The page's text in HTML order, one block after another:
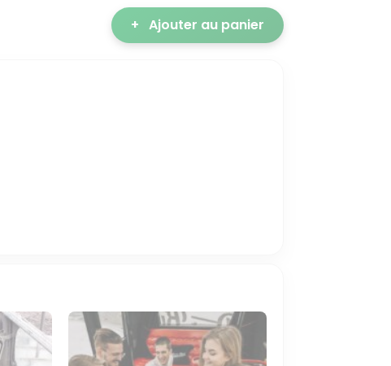
+ Ajouter au panier